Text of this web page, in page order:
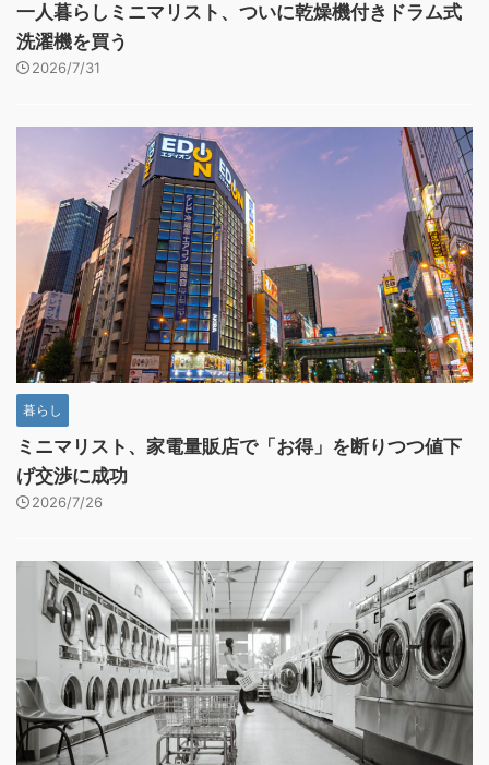
一人暮らしミニマリスト、ついに乾燥機付きドラム式
洗濯機を買う
2026/7/31
暮らし
ミニマリスト、家電量販店で「お得」を断りつつ値下
げ交渉に成功
2026/7/26